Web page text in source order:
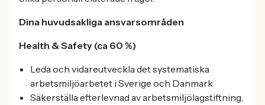
Dina huvudsakliga ansvarsområden
Health & Safety (ca 60 %)
Leda och vidareutveckla det systematiska
arbetsmiljöarbetet i Sverige och Danmark
Säkerställa efterlevnad av arbetsmiljölagstiftning,